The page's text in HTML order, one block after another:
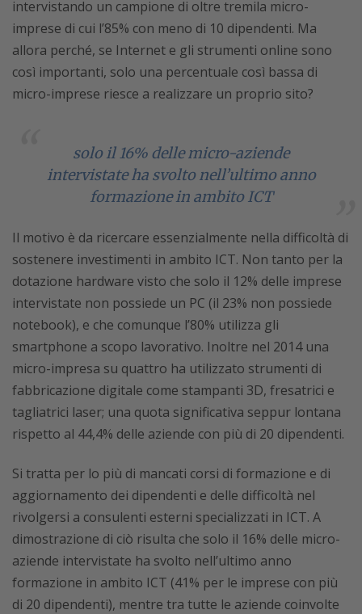
intervistando un campione di oltre tremila micro-
imprese di cui l’85% con meno di 10 dipendenti. Ma
allora perché, se Internet e gli strumenti online sono
così importanti, solo una percentuale così bassa di
micro-imprese riesce a realizzare un proprio sito?
solo il 16% delle micro-aziende
intervistate ha svolto nell’ultimo anno
formazione in ambito ICT
Il motivo è da ricercare essenzialmente nella difficoltà di
sostenere investimenti in ambito ICT. Non tanto per la
dotazione hardware visto che solo il 12% delle imprese
intervistate non possiede un PC (il 23% non possiede
notebook), e che comunque l’80% utilizza gli
smartphone a scopo lavorativo. Inoltre nel 2014 una
micro-impresa su quattro ha utilizzato strumenti di
fabbricazione digitale come stampanti 3D, fresatrici e
tagliatrici laser; una quota significativa seppur lontana
rispetto al 44,4% delle aziende con più di 20 dipendenti.
Si tratta per lo più di mancati corsi di formazione e di
aggiornamento dei dipendenti e delle difficoltà nel
rivolgersi a consulenti esterni specializzati in ICT. A
dimostrazione di ciò risulta che solo il 16% delle micro-
aziende intervistate ha svolto nell’ultimo anno
formazione in ambito ICT (41% per le imprese con più
di 20 dipendenti), mentre tra tutte le aziende coinvolte